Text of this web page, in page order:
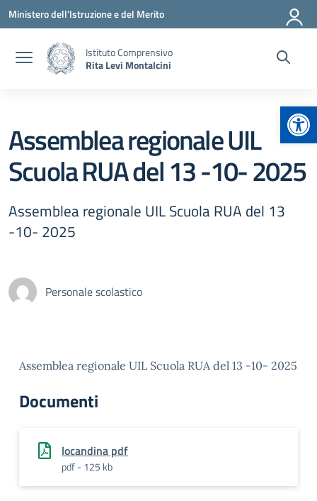
Vai ai contenuti
Vai al menu di navigazione
Vai al footer
Ministero dell'Istruzione e del Merito
Istituto Comprensivo
Rita Levi Montalcini
Assemblea regionale UIL
Scuola RUA del 13 -10- 2025
Assemblea regionale UIL Scuola RUA del 13
-10- 2025
Personale scolastico
Assemblea regionale UIL Scuola RUA del 13 -10- 2025
Documenti
locandina pdf
pdf - 125 kb